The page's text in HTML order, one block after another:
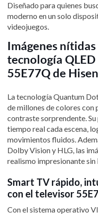
Diseñado para quienes
moderno en un solo
videojuegos.
Imágenes
tecnología
55E77Q de
La tecnología Quantum
de millones de colores
contraste sorprendente.
tiempo real cada escena,
movimientos fluidos.
Dolby Vision y HLG, las
realismo impresionante sin
Smart TV rápido,
con el televisor
Con el sistema operativo